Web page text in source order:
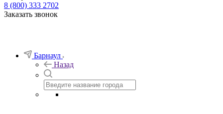
8 (800) 333 2702
Заказать звонок
Барнаул
Назад